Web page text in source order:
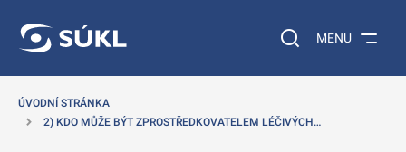
Vyhledávání na
MENU
ÚVODNÍ STRÁNKA
2) KDO MŮŽE BÝT ZPROSTŘEDKOVATELEM LÉČIVÝCH…